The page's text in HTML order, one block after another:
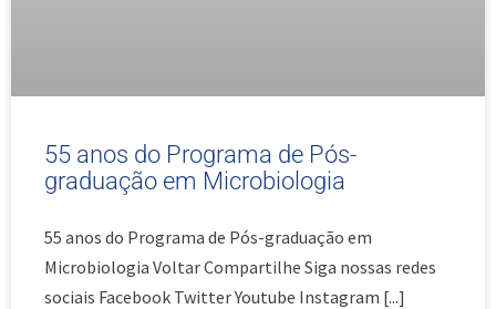
55 anos do Programa de Pós-
graduação em Microbiologia
55 anos do Programa de Pós-graduação em
Microbiologia Voltar Compartilhe Siga nossas redes
sociais Facebook Twitter Youtube Instagram [...]